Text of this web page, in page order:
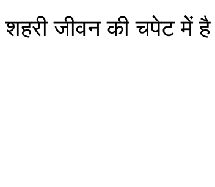
जीवन की चपेट में है